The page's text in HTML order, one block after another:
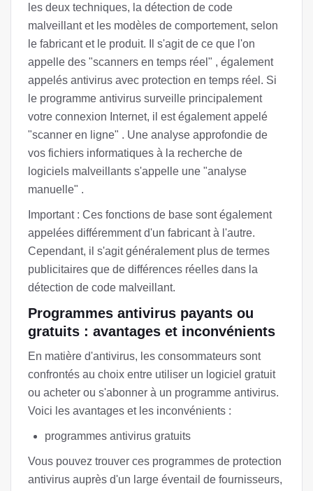
les deux techniques, la détection de code
malveillant et les modèles de comportement, selon
le fabricant et le produit. Il s'agit de ce que l'on
appelle des "scanners en temps réel" , également
appelés antivirus avec protection en temps réel. Si
le programme antivirus surveille principalement
votre connexion Internet, il est également appelé
"scanner en ligne" . Une analyse approfondie de
vos fichiers informatiques à la recherche de
logiciels malveillants s'appelle une "analyse
manuelle" .
Important : Ces fonctions de base sont également
appelées différemment d'un fabricant à l'autre.
Cependant, il s'agit généralement plus de termes
publicitaires que de différences réelles dans la
détection de code malveillant.
Programmes antivirus payants ou
gratuits : avantages et inconvénients
En matière d'antivirus, les consommateurs sont
confrontés au choix entre utiliser un logiciel gratuit
ou acheter ou s'abonner à un programme antivirus.
Voici les avantages et les inconvénients :
programmes antivirus gratuits
Vous pouvez trouver ces programmes de protection
antivirus auprès d'un large éventail de fournisseurs,